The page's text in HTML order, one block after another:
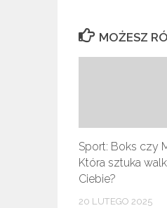
MOŻESZ
Sport: Boks czy
Która sztuka
Ciebie?
20 LUTEGO 2025